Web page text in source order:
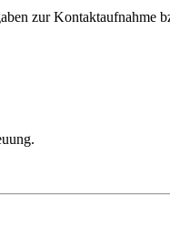
zur Kontaktaufnahme